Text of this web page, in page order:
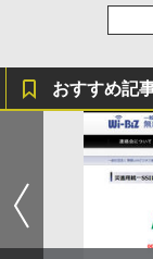
おすすめ記